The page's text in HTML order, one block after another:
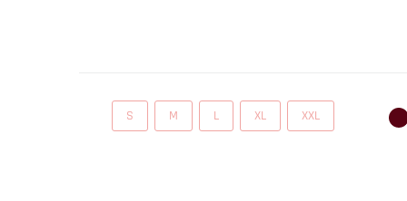
Mikiny sú základom športového štýlu. V
so psom alebo si zašportovať.Vďaka moderným
S M L XL XXL